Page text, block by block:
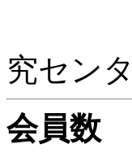
庶務
究セン
会員数